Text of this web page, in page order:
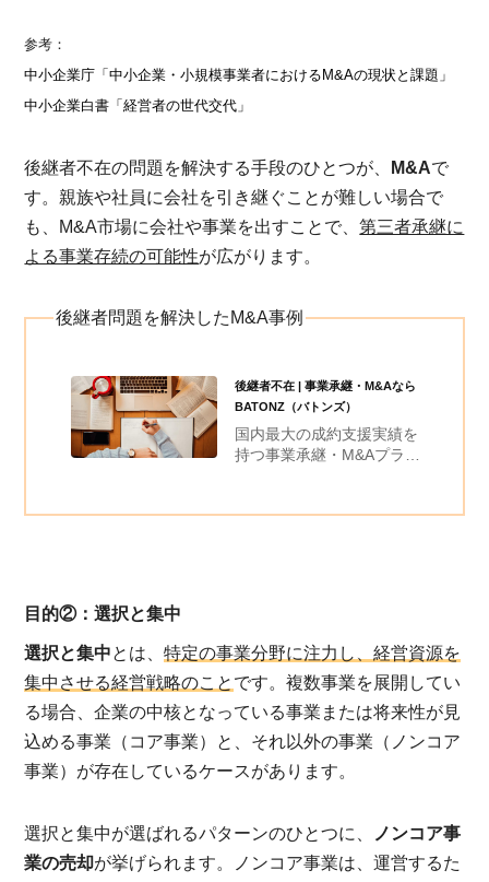
参考：
中小企業庁「中小企業・小規模事業者におけるM&Aの現状と課題」
中小企業白書「経営者の世代交代」
後継者不在の問題を解決する手段のひとつが、 M&Aで
す。親族や社員に会社を引き継ぐことが難しい場合で
も、M&A市場に会社や事業を出すことで、第三者承継に
よる事業存続の可能性が広がります。
後継者問題を解決したM&A事例
後継者不在 | 事業承継・M&Aなら
BATONZ（バトンズ）
国内最大の成約支援実績を
持つ事業承継・M&Aプラッ
の後継者不在 一覧 です。
目的②：選択と集中
選択と集中とは、特定の事業分野に注力し、経営資源を
集中させる経営戦略のこと です。複数事業を展開してい
る場合、企業の中核となっている事業または将来性が見
込める事業（コア事業）と、それ以外の事業（ノンコア
事業）が存在しているケースがあります。
選択と集中が選ばれるパターンのひとつに、
ノンコア事
業の売却が挙げられます。ノンコア事業は、運営するた